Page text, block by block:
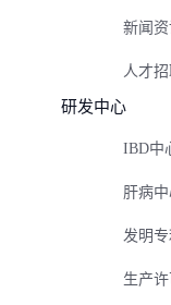
新闻资
人才
研发中心
IBD中
肝病
发明专
生产许